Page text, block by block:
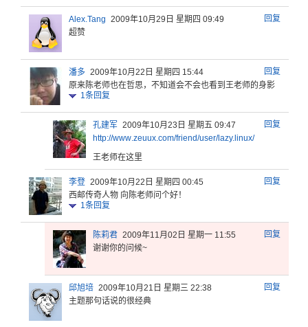
回复
Alex.Tang 2009年10月29日 星期四 09:49
超赞
回复
潘多 2009年10月22日 星期四 15:44
原来陈老师也在哲思， 不知道会不会也看到王老师的身影
1条回复
回复
孔建军 2009年10月23日 星期五 09:47
http://www.zeuux.com/friend/user/lazy.linux/
王老师在这里
回复
李登 2009年10月22日 星期四 00:45
西邮传奇人物 向陈老师问个好！
1条回复
回复
陈莉君 2009年11月02日 星期一 11:55
谢谢你的问候~
回复
邱旭培 2009年10月21日 星期三 22:38
主题那句话说的很经典